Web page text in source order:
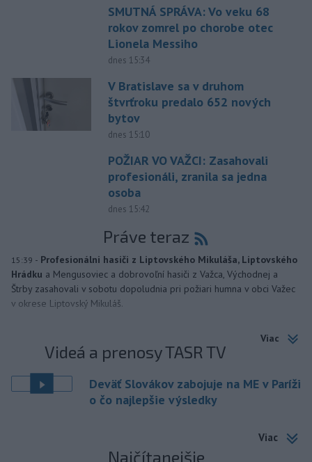
SMUTNÁ SPRÁVA: Vo veku 68
rokov zomrel po chorobe otec
Lionela Messiho
dnes 15:34
V Bratislave sa v druhom
štvrťroku predalo 652 nových
bytov
dnes 15:10
POŽIAR VO VAŽCI: Zasahovali
profesionáli, zranila sa jedna
osoba
dnes 15:42
Práve teraz
15:39 - Profesionálni hasiči z Liptovského Mikuláša, Liptovského
Hrádku a Mengusoviec a dobrovoľní hasiči z Važca, Východnej a
Štrby zasahovali v sobotu dopoludnia pri požiari humna v obci Važec
v okrese Liptovský Mikuláš.
Viac
Videá a prenosy TASR TV
Deväť Slovákov zabojuje na ME v Paríži
o čo najlepšie výsledky
Viac
Najčítanejšie